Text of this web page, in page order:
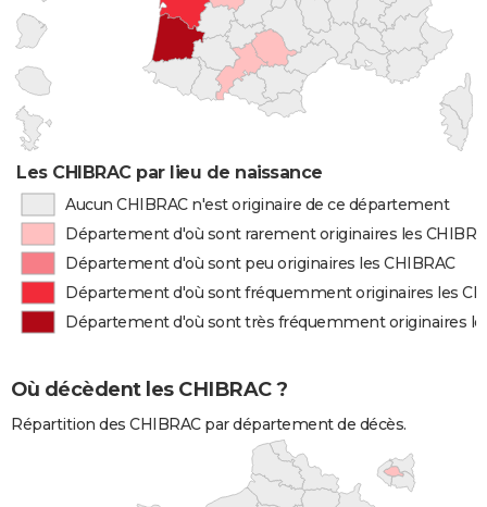
Les CHIBRAC par lieu de naissance
Aucun CHIBRAC n'est originaire de ce département
Département d'où sont rarement originaires les
Département d'où sont peu originaires les CHIBRAC
Département d'où sont fréquemment originaires les
Département d'où sont très fréquemment originaires
Où décèdent les CHIBRAC ?
Répartition des CHIBRAC par département de décès.